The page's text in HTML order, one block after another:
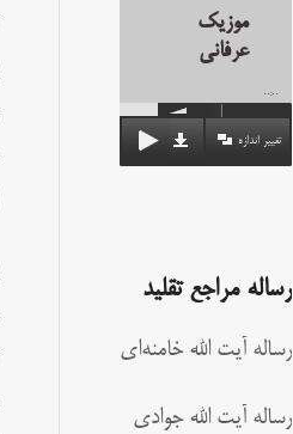
موزیک
عرفانی
00:00
تغییر اندازه
رساله مراجع تقلید
رساله آیت الله خامنه‌ای
رساله آیت الله جوادی